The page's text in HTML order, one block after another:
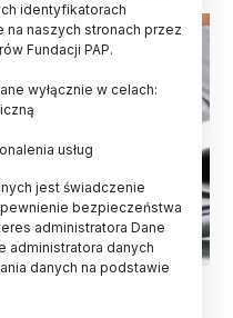
identyfikatorach
naszych stronach przez
Fundacji PAP.
wyłącznie w celach:
usług
jest świadczenie
bezpieczeństwa
administratora Dane
administratora danych
danych na podstawie